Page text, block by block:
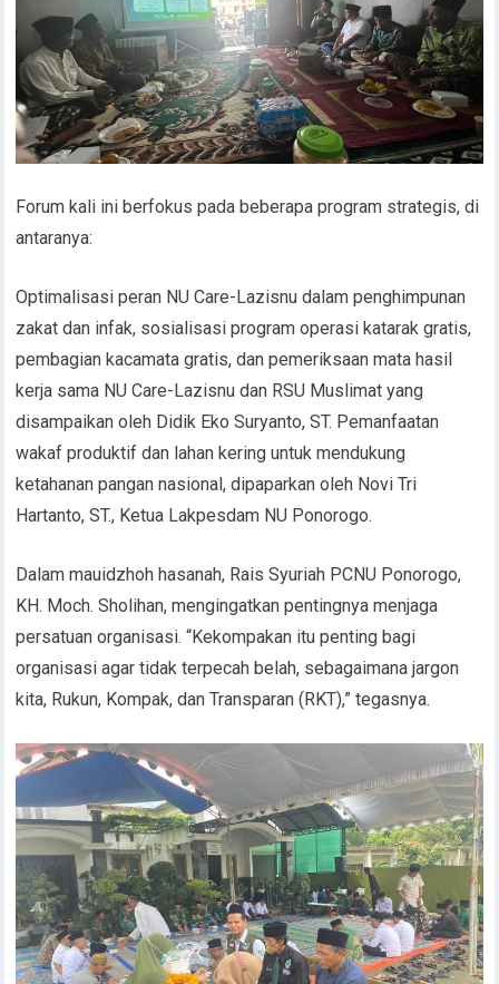
Forum kali ini berfokus pada beberapa program strategis, di
antaranya:
Optimalisasi peran NU Care-Lazisnu dalam penghimpunan
zakat dan infak, sosialisasi program operasi katarak gratis,
pembagian kacamata gratis, dan pemeriksaan mata hasil
kerja sama NU Care-Lazisnu dan RSU Muslimat yang
disampaikan oleh Didik Eko Suryanto, ST. Pemanfaatan
wakaf produktif dan lahan kering untuk mendukung
ketahanan pangan nasional, dipaparkan oleh Novi Tri
Hartanto, ST., Ketua Lakpesdam NU Ponorogo.
Dalam mauidzhoh hasanah, Rais Syuriah PCNU Ponorogo,
KH. Moch. Sholihan, mengingatkan pentingnya menjaga
persatuan organisasi. “Kekompakan itu penting bagi
organisasi agar tidak terpecah belah, sebagaimana jargon
kita, Rukun, Kompak, dan Transparan (RKT),” tegasnya.